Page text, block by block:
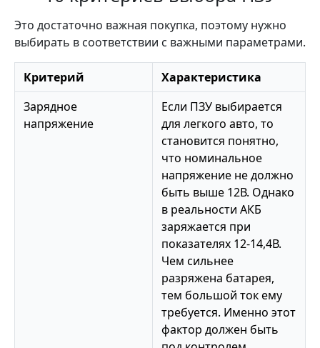
Это достаточно важная покупка, поэтому нужно
выбирать в соответствии с важными параметрами.
Критерий
Характеристика
Зарядное
напряжение
Если ПЗУ выбирается
для легкого авто, то
становится понятно,
что номинальное
напряжение не должно
быть выше 12В. Однако
в реальности АКБ
заряжается при
показателях 12-14,4В.
Чем сильнее
разряжена батарея,
тем большой ток ему
требуется. Именно этот
фактор должен быть